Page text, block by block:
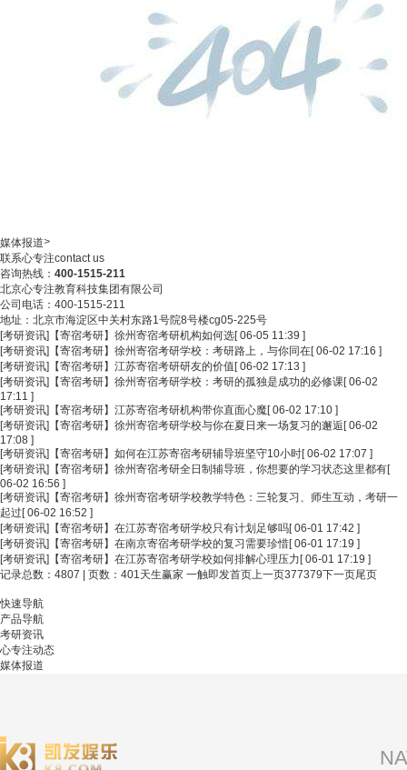
媒体报道>
联系心专注contact us
咨询热线： 400-1515-211
北京心专注教育科技集团有限公司
公司电话：400-1515-211
地址：北京市海淀区中关村东路1号院8号楼cg05-225号
[考研资讯] 【寄宿考研】徐州寄宿考研机构如何选[ 06-05 11:39 ]
[考研资讯] 【寄宿考研】徐州寄宿考研学校：考研路上，与你同在[ 06-02 17:16 ]
[考研资讯] 【寄宿考研】江苏寄宿考研研友的价值 [ 06-02 17:13 ]
[考研资讯] 【寄宿考研】徐州寄宿考研学校：考研的孤独是成功的必修课[ 06-02
17:11 ]
[考研资讯] 【寄宿考研】江苏寄宿考研机构带你直面心魔[ 06-02 17:10 ]
[考研资讯] 【寄宿考研】徐州寄宿考研学校与你在夏日来一场复习的邂逅 [ 06-02
17:08 ]
[考研资讯] 【寄宿考研】如何在江苏寄宿考研辅导班坚守10小时[ 06-02 17:07 ]
[考研资讯] 【寄宿考研】徐州寄宿考研全日制辅导班，你想要的学习状态这里都有[
06-02 16:56 ]
[考研资讯] 【寄宿考研】徐州寄宿考研学校教学特色：三轮复习、师生互动，考研一
起过 [ 06-02 16:52 ]
[考研资讯] 【寄宿考研】在江苏寄宿考研学校只有计划足够吗[ 06-01 17:42 ]
[考研资讯] 【寄宿考研】在南京寄宿考研学校的复习需要珍惜[ 06-01 17:19 ]
[考研资讯] 【寄宿考研】在江苏寄宿考研学校如何排解心理压力 [ 06-01 17:19 ]
记录总数：4807 | 页数：401天生赢家 一触即发首页上一页377379下一页尾页
快速导航
产品导航
考研资讯
心专注动态
媒体报道